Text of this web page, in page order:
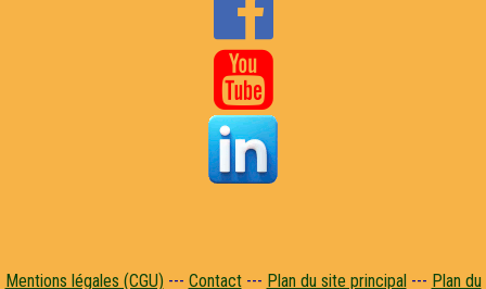

Mentions légales (CGU) --- Contact--- Plan du site principal--- Plan du